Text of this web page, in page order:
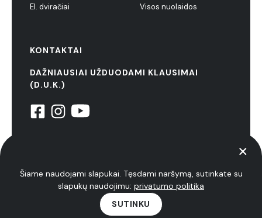
El. dviračiai
Visos nuolaidos
KONTAKTAI
DAŽNIAUSIAI UŽDUODAMI KLAUSIMAI
(D.U.K.)
Šiame naudojami slapukai. Tęsdami naršymą, sutinkate su
slapukų naudojimu: privatumo politika
SUTINKU